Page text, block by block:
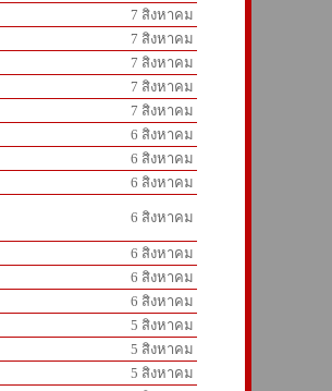
7 สิงหาคม
7 สิงหาคม
7 สิงหาคม
7 สิงหาคม
7 สิงหาคม
6 สิงหาคม
6 สิงหาคม
6 สิงหาคม
6 สิงหาคม
6 สิงหาคม
6 สิงหาคม
6 สิงหาคม
5 สิงหาคม
5 สิงหาคม
5 สิงหาคม